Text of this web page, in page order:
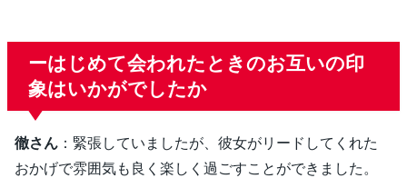
ーはじめて会われたときのお互いの印
象はいかがでしたか
徹さん ：緊張していましたが、彼女がリードしてくれた
おかげで雰囲気も良く楽しく過ごすことができました。